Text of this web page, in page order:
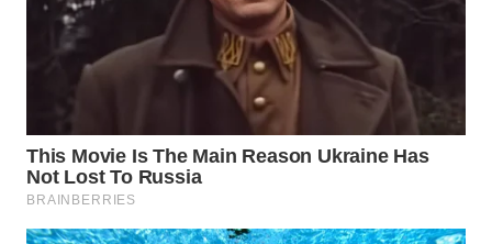
KUNINGAN
WN
WN
SUBANG
WN